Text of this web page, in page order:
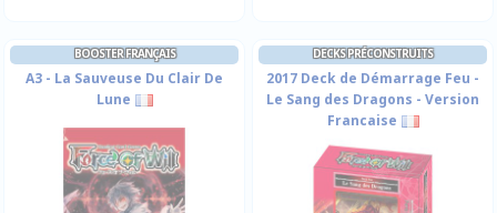
BOOSTER FRANÇAIS
A3 - La Sauveuse Du Clair De
Lune
DECKS PRÉCONSTRUITS
2017 Deck de Démarrage Feu -
Le Sang des Dragons - Version
Francaise